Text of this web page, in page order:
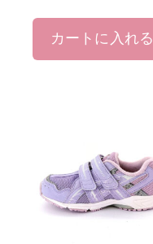
カートに入れる